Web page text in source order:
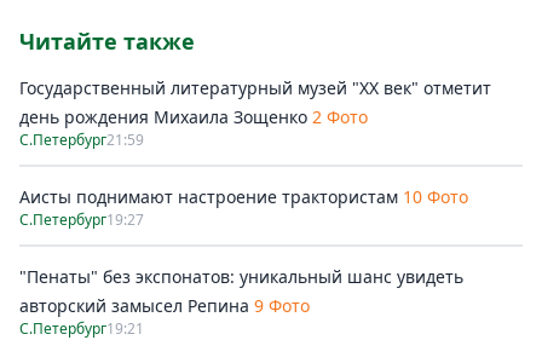
Читайте также
Государственный литературный музей "ХХ век" отметит
день рождения Михаила Зощенко 2 Фото
С.Петербург21:59
Аисты поднимают настроение трактористам 10 Фото
С.Петербург19:27
"Пенаты" без экспонатов: уникальный шанс увидеть
авторский замысел Репина 9 Фото
С.Петербург19:21